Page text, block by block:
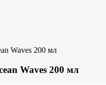
Waves 200 мл
Waves 200 мл